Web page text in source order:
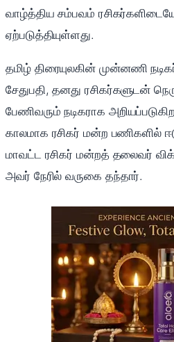
வாழ்த்திய சம்பவம்
ஏற்படுத்தியுள்ளது.
தமிழ் திரையுலகின் முன்னணி
சேதுபதி, தனது ரசிகர்களுடன்
பேணிவரும் நடிகராக
காலமாக ரசிகர் மன்ற பணிகளில்
மாவட்ட ரசிகர் மன்றத் தலைவர்
அவர் நேரில் வருகை தந்தார்.